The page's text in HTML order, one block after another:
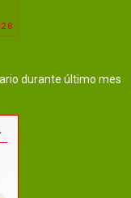
durante último mes